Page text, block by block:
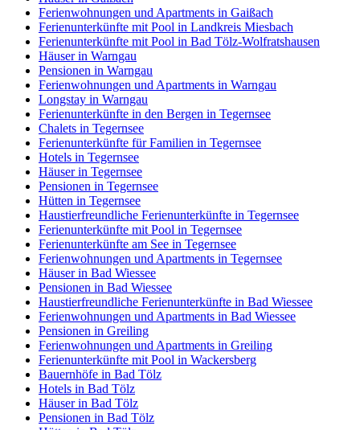
Ferienwohnungen und Apartments in Gaißach
Ferienunterkünfte mit Pool in Landkreis Miesbach
Ferienunterkünfte mit Pool in Bad Tölz-Wolfratshausen
Häuser in Warngau
Pensionen in Warngau
Ferienwohnungen und Apartments in Warngau
Longstay in Warngau
Ferienunterkünfte in den Bergen in Tegernsee
Chalets in Tegernsee
Ferienunterkünfte für Familien in Tegernsee
Hotels in Tegernsee
Häuser in Tegernsee
Pensionen in Tegernsee
Hütten in Tegernsee
Haustierfreundliche Ferienunterkünfte in Tegernsee
Ferienunterkünfte mit Pool in Tegernsee
Ferienunterkünfte am See in Tegernsee
Ferienwohnungen und Apartments in Tegernsee
Häuser in Bad Wiessee
Pensionen in Bad Wiessee
Haustierfreundliche Ferienunterkünfte in Bad Wiessee
Ferienwohnungen und Apartments in Bad Wiessee
Pensionen in Greiling
Ferienwohnungen und Apartments in Greiling
Ferienunterkünfte mit Pool in Wackersberg
Bauernhöfe in Bad Tölz
Hotels in Bad Tölz
Häuser in Bad Tölz
Pensionen in Bad Tölz